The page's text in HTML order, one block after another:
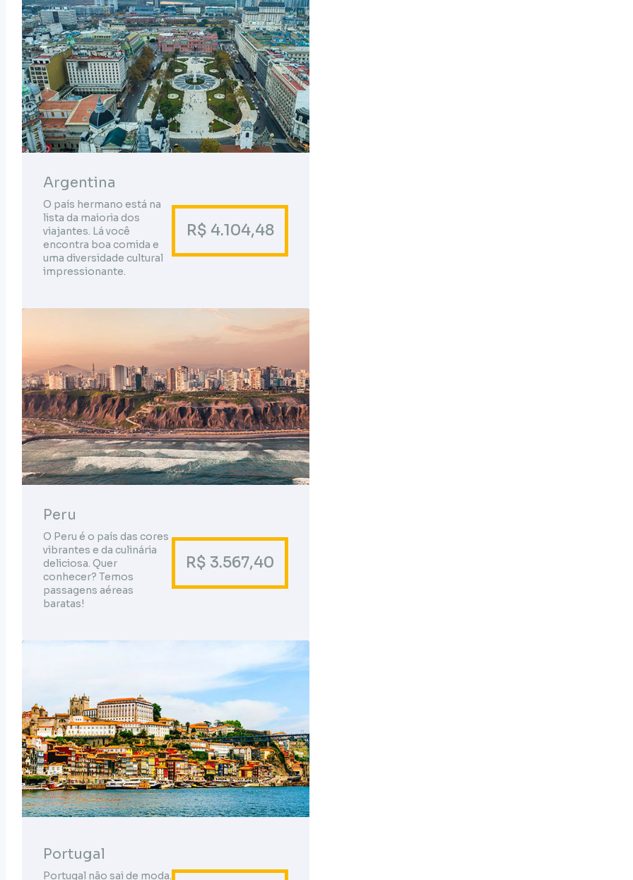
Argentina
O país hermano está na
lista da maioria dos
viajantes. Lá você
encontra boa comida e
uma diversidade cultural
impressionante.
R$ 4.104,48
Peru
O Peru é o país das cores
vibrantes e da culinária
deliciosa. Quer
conhecer? Temos
passagens aéreas
baratas!
R$ 3.567,40
Portugal
Portugal não sai de moda.